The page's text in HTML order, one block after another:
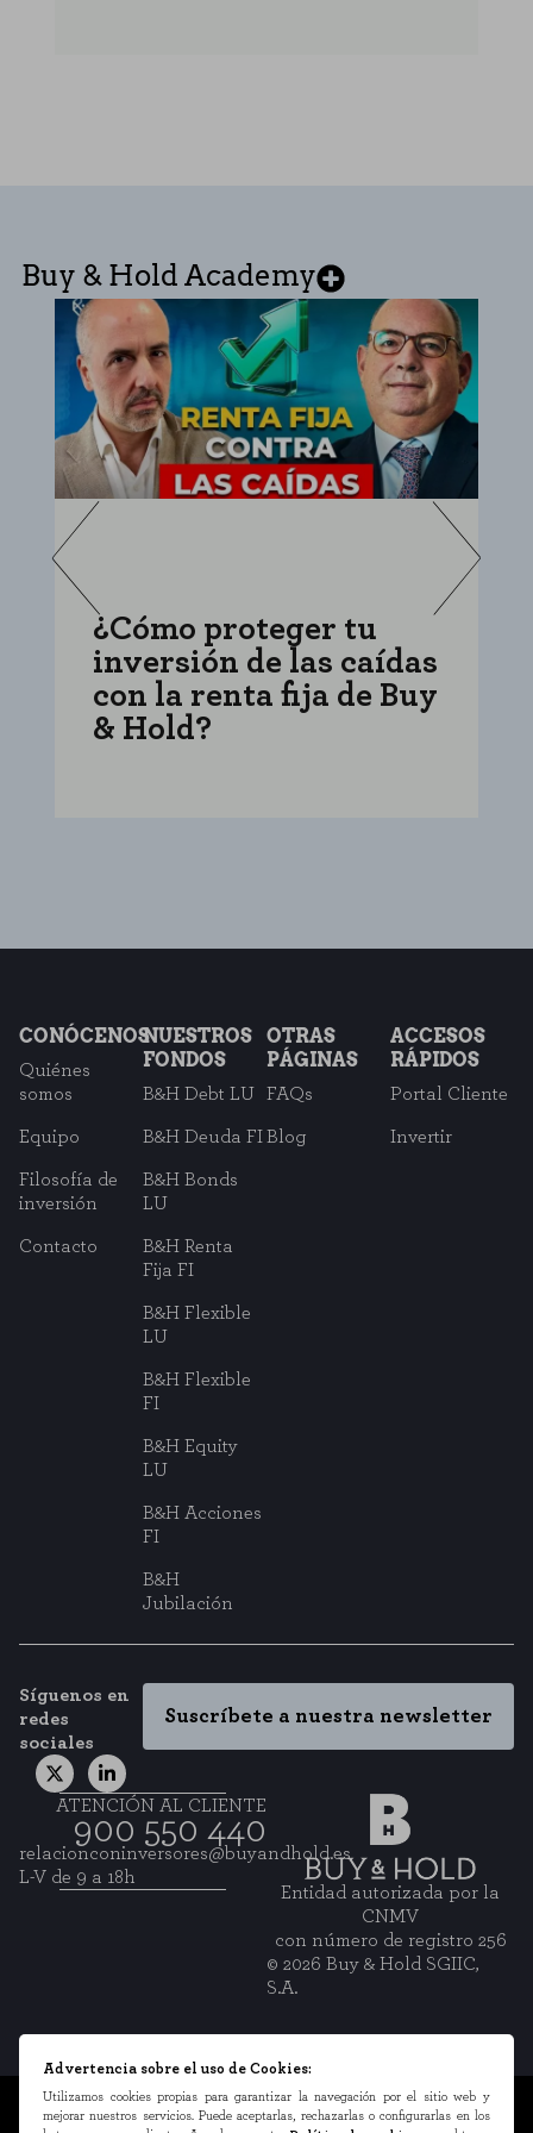
Buy & Hold Academy
¿Cómo proteger tu
inversión de las caídas
con la renta fija de Buy
& Hold?
CONÓCENOS
Quiénes
somos
Equipo
Filosofía de
inversión
Contacto
NUESTROS
FONDOS
B&H Debt LU
B&H Deuda FI
B&H Bonds
LU
B&H Renta
Fija FI
B&H Flexible
LU
B&H Flexible
FI
B&H Equity
LU
B&H Acciones
FI
B&H
Jubilación
OTRAS
PÁGINAS
FAQs
Blog
ACCESOS
RÁPIDOS
Portal Cliente
Invertir
Síguenos en
redes
sociales
Suscríbete a nuestra newsletter
ATENCIÓN AL CLIENTE
900 550 440
relacionconinversores@buyandhold.es
L-V de 9 a 18h
Entidad autorizada por la
CNMV
con número de registro 256
© 2026 Buy & Hold SGIIC,
S.A.
Información legal
Advertencia sobre el uso de Cookies:
Utilizamos cookies propias para garantizar la navegación por el sitio web y
mejorar nuestros servicios. Puede aceptarlas, rechazarlas o configurarlas en los